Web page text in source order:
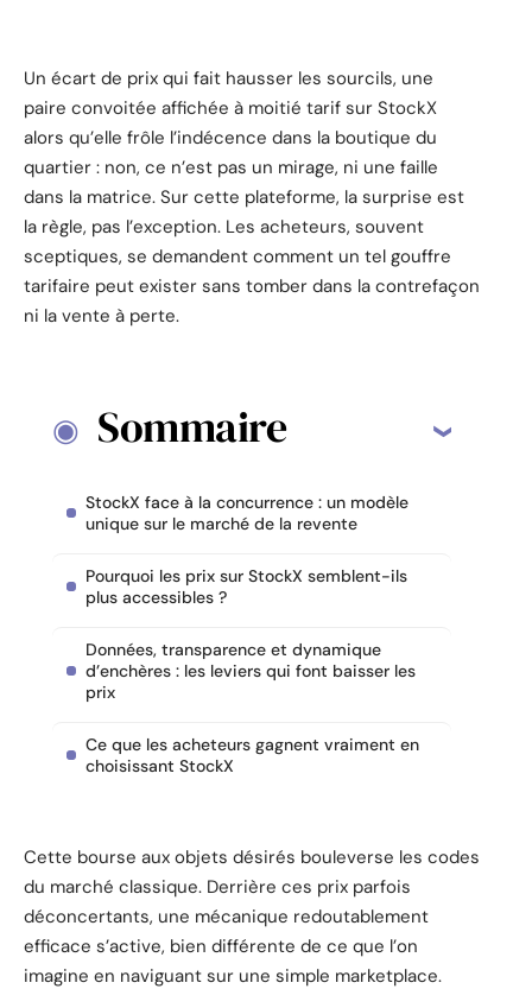
Un écart de prix qui fait hausser les sourcils, une
paire convoitée affichée à moitié tarif sur StockX
alors qu’elle frôle l’indécence dans la boutique du
quartier : non, ce n’est pas un mirage, ni une faille
dans la matrice. Sur cette plateforme, la surprise est
la règle, pas l’exception. Les acheteurs, souvent
sceptiques, se demandent comment un tel gouffre
tarifaire peut exister sans tomber dans la contrefaçon
ni la vente à perte.
Sommaire
StockX face à la concurrence : un modèle
unique sur le marché de la revente
Pourquoi les prix sur StockX semblent-ils
plus accessibles ?
Données, transparence et dynamique
d’enchères : les leviers qui font baisser les
prix
Ce que les acheteurs gagnent vraiment en
choisissant StockX
Cette bourse aux objets désirés bouleverse les codes
du marché classique. Derrière ces prix parfois
déconcertants, une mécanique redoutablement
efficace s’active, bien différente de ce que l’on
imagine en naviguant sur une simple marketplace.